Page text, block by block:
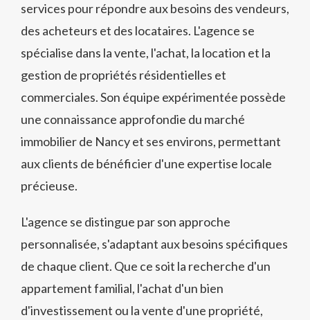
services pour répondre aux besoins des vendeurs,
des acheteurs et des locataires. L'agence se
spécialise dans la vente, l'achat, la location et la
gestion de propriétés résidentielles et
commerciales. Son équipe expérimentée possède
une connaissance approfondie du marché
immobilier de Nancy et ses environs, permettant
aux clients de bénéficier d'une expertise locale
précieuse.
L'agence se distingue par son approche
personnalisée, s'adaptant aux besoins spécifiques
de chaque client. Que ce soit la recherche d'un
appartement familial, l'achat d'un bien
d'investissement ou la vente d'une propriété,